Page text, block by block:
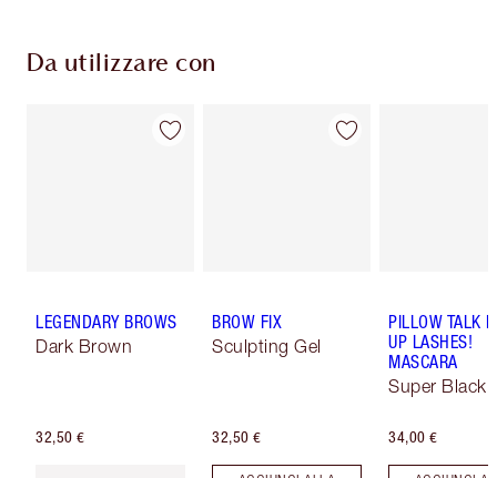
Da utilizzare con
LEGENDARY BROWS
Dark Brown
32,50 €
BROW FIX
Sculpting Gel
32,50 €
PILLOW TALK
UP LASHES!
MASCARA
Super Black
34,00 €